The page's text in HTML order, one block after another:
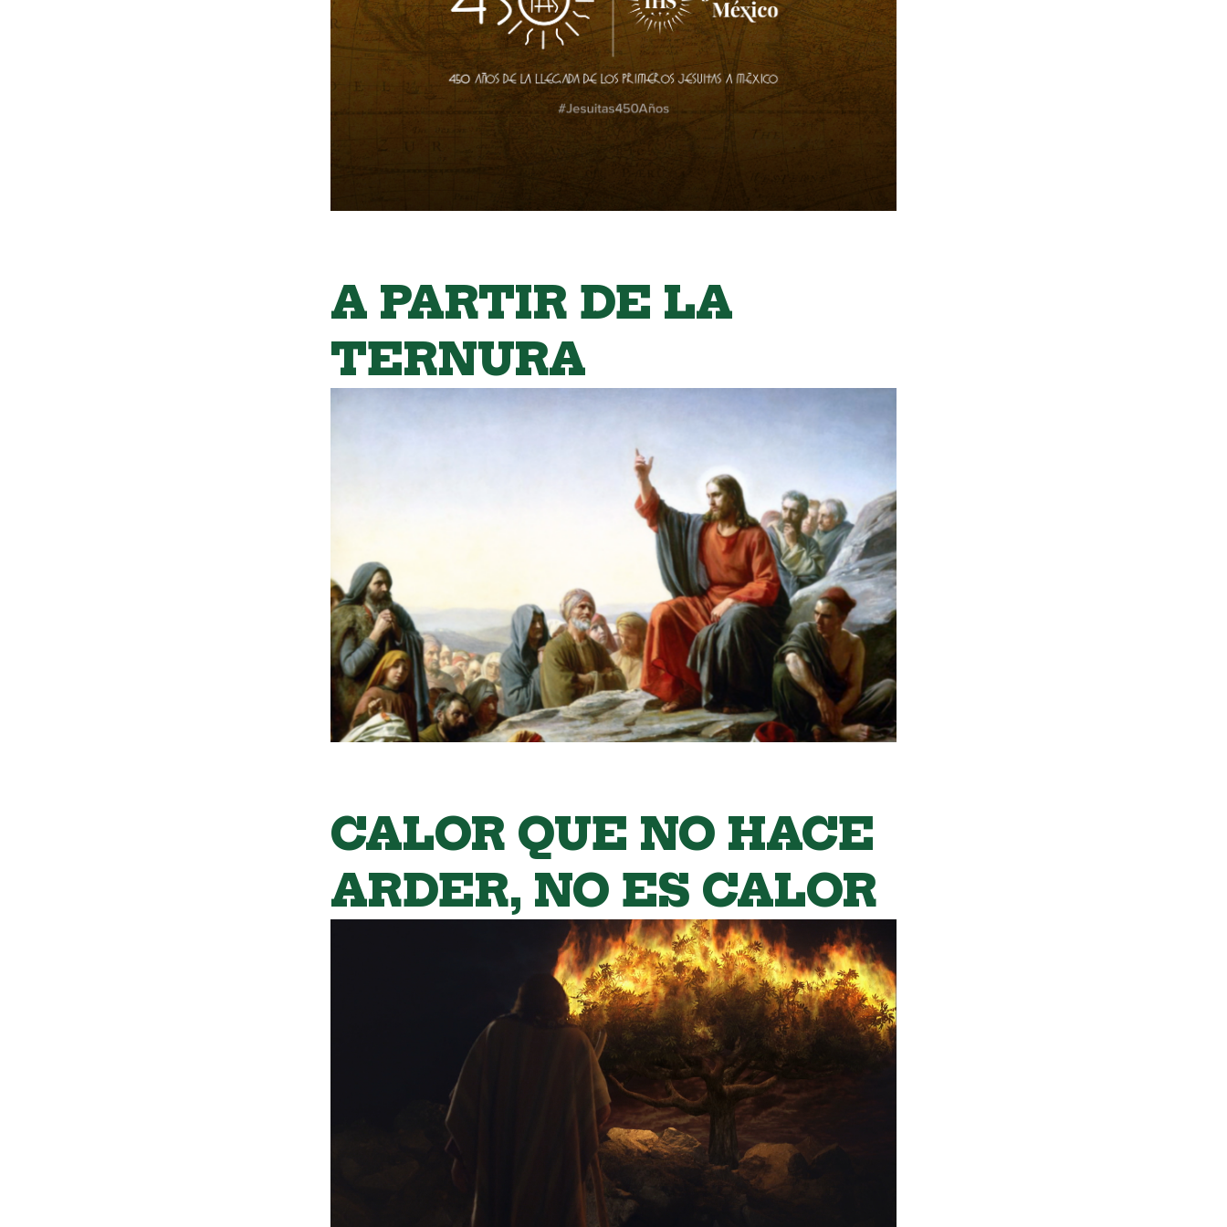
A PARTIR DE LA
TERNURA
CALOR QUE NO HACE
ARDER, NO ES CALOR